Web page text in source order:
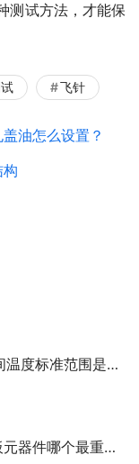
测试方法，才能保
飞针
油怎么设置？
准范围是多少？
件哪个最重要？